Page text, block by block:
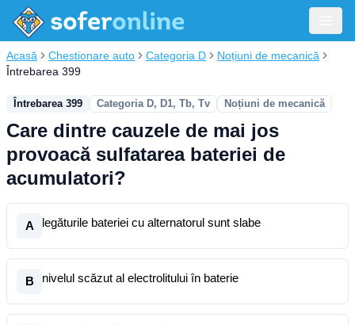
Acasă Chestionare auto Categoria D
Noțiuni de mecanică
Întrebarea 399
Întrebarea 399 Categoria D, D1, Tb, Tv Noțiuni de mecanică
Care dintre cauzele de mai jos
provoacă sulfatarea bateriei de
acumulatori?
A legăturile bateriei cu alternatorul sunt slabe
B nivelul scăzut al electrolitului în baterie